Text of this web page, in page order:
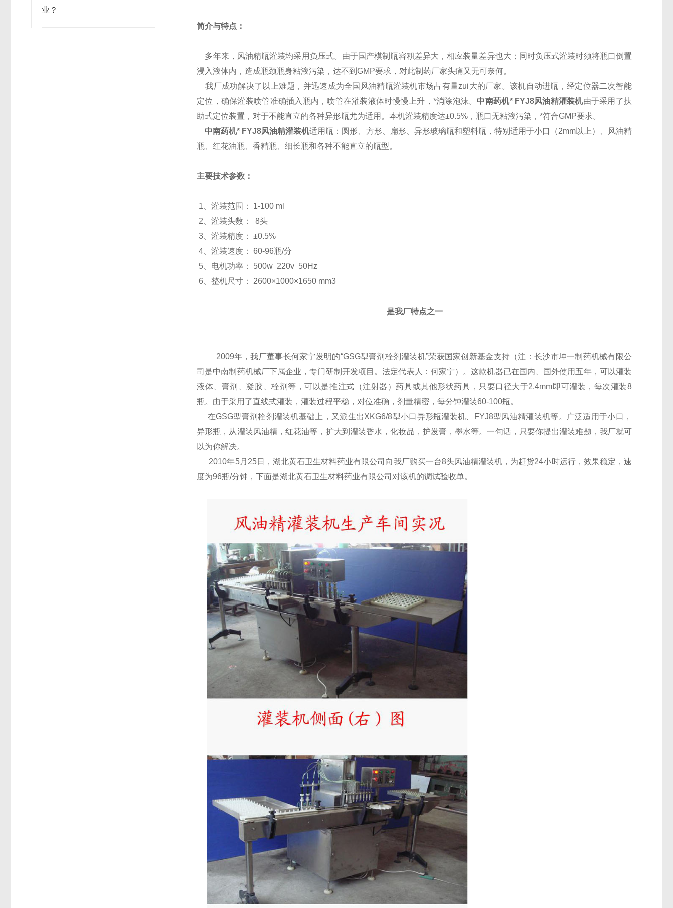
业？
简介与特点：
多年来，风油精瓶灌装均采用负压式。由于国产模制瓶容积差异大，相应装量差异也大；同时负压式灌装时须将瓶口倒置
浸入液体内，造成瓶颈瓶身粘液污染，达不到GMP要求，对此制药厂家头痛又无可奈何。
我厂成功解决了以上难题，并迅速成为全国风油精瓶灌装机市场占有量zui大的厂家。该机自动进瓶，经定位器二次智能
定位，确保灌装喷管准确插入瓶内，喷管在灌装液体时慢慢上升，*消除泡沫。 中南药机* FYJ8风油精灌装机由于采用了扶
助式定位装置，对于不能直立的各种异形瓶尤为适用。本机灌装精度达±0.5%，瓶口无粘液污染，*符合GMP要求。
中南药机* FYJ8风油精灌装机适用瓶：圆形、方形、扁形、异形玻璃瓶和塑料瓶，特别适用于小口（2mm以上）、风油精
瓶、红花油瓶、香精瓶、细长瓶和各种不能直立的瓶型。
主要技术参数：
1、灌装范围： 1-100 ml
2、灌装头数： 8头
3、灌装精度： ±0.5%
4、灌装速度： 60-96瓶/分
5、电机功率： 500w 220v 50Hz
6、整机尺寸： 2600×1000×1650 mm3
是我厂特点之一
2009年，我厂董事长何家宁发明的“GSG型膏剂栓剂灌装机”荣获国家创新基金支持（注：长沙市坤一制药机械有限公
司是中南制药机械厂下属企业，专门研制开发项目。法定代表人：何家宁）。这款机器已在国内、国外使用五年，可以灌装
液体、膏剂、凝胶、栓剂等，可以是推注式（注射器）药具或其他形状药具，只要口径大于2.4mm即可灌装，每次灌装8
瓶。由于采用了直线式灌装，灌装过程平稳，对位准确，剂量精密，每分钟灌装60-100瓶。
在GSG型膏剂栓剂灌装机基础上，又派生出XKG6/8型小口异形瓶灌装机、 FYJ8型风油精灌装机等。广泛适用于小口，
异形瓶，从灌装风油精，红花油等，扩大到灌装香水，化妆品，护发膏，墨水等。一句话，只要你提出灌装难题，我厂就可
以为你解决。
2010年5月25日，湖北黄石卫生材料药业有限公司向我厂购买一台8头风油精灌装机，为赶货24小时运行，效果稳定，速
度为96瓶/分钟，下面是湖北黄石卫生材料药业有限公司对该机的调试验收单。